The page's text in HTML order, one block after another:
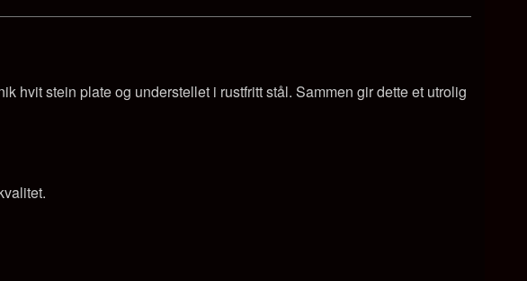
hvit stein plate og understellet i rustfritt stål. Sammen gir dette et utrolig